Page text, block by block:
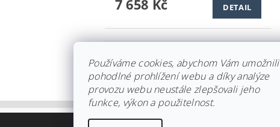
7 658 Kč DETAIL
Používáme cookies, abychom Vám umožnili
pohodlné prohlížení webu a díky analýze
provozu webu neustále zlepšovali jeho
funkce, výkon a použitelnost.